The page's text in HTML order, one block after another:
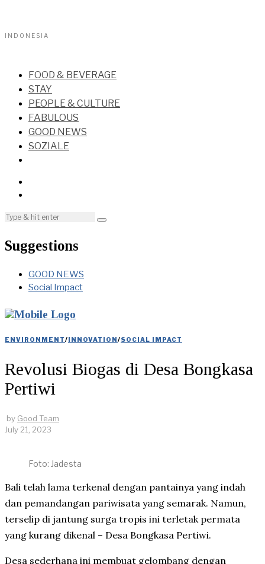
INDONESIA
FOOD & BEVERAGE
STAY
PEOPLE & CULTURE
FABULOUS
GOOD NEWS
SOZIALE
Suggestions
GOOD NEWS
Social Impact
ENVIRONMENT/INNOVATION/SOCIAL IMPACT
Revolusi Biogas di Desa Bongkasa
Pertiwi
by Good Team
July 21, 2023
Foto: Jadesta
Bali telah lama terkenal dengan pantainya yang indah
dan pemandangan pariwisata yang semarak. Namun,
terselip di jantung surga tropis ini terletak permata
yang kurang dikenal – Desa Bongkasa Pertiwi.
Desa sederhana ini membuat gelombang dengan